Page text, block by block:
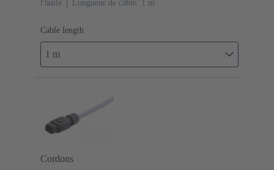
l'huile
Longueur de câble: 1 m
Cable length
1 m
Cordons